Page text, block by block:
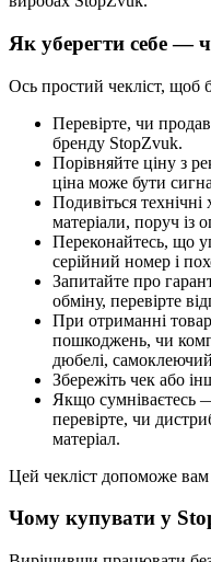
Як уберегти себе —
Ось простий чекліст, щоб
Перевірте, чи
бренду StopZvuk.
Порівняйте ціну з
ціна може бути
Подивіться
матеріали, поруч із
Переконайтесь, що
серійний номер і
Запитайте про
обміну, перевірте
При отриманні
пошкоджень, чи
дюбелі,
Збережіть чек або
Якщо сумніваєтесь
перевірте, чи
матеріал.
Цей чекліст допоможе
Чому купувати у